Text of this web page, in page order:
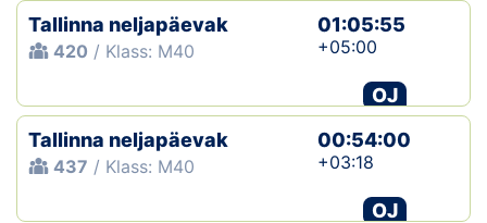
Tallinna neljapäevak
420 / Klass: M40
01:05:55
+05:00
OJ
Tallinna neljapäevak
437 / Klass: M40
00:54:00
+03:18
OJ